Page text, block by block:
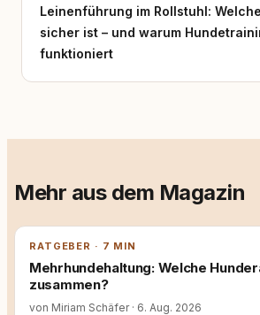
Leinenführung im Rollstuhl:
sicher ist – und warum
funktioniert
Mehr aus dem Magazin
RATGEBER · 7 MIN
Mehrhundehaltung: Welche
zusammen?
von Miriam Schäfer · 6. Aug. 2026